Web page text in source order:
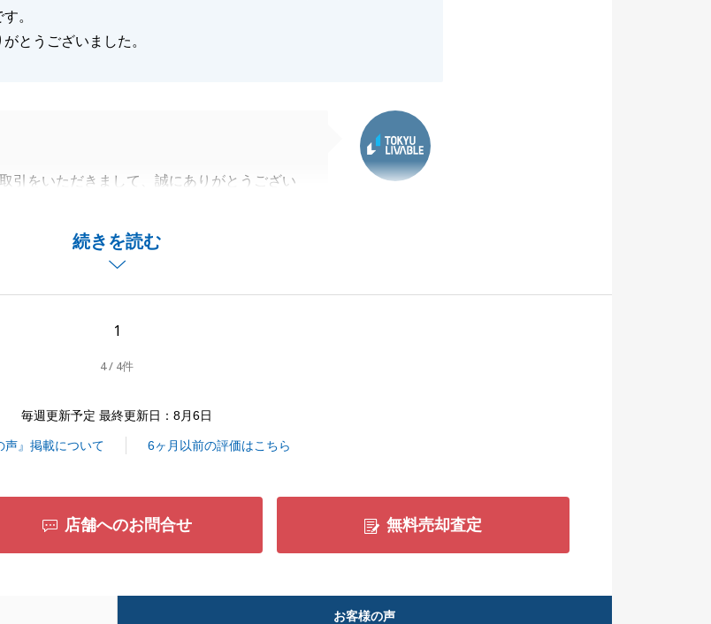
。
とうございました。
続きを読む
引をいただきまして、誠にありがとうござい
らお引渡しまで、N様含めご家族皆様でご検
で困り事等ございましたら、お気軽にお声が
1
4 / 4件
毎週更新予定 最終更新日：8月6日
声』掲載について 6ヶ月以前の評価はこちら
店舗へのお問合せ 無料売却査定
お客様の声